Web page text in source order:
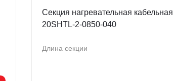
Секция нагревательная кабельная
20SHTL-2-0850-040
Длина секции